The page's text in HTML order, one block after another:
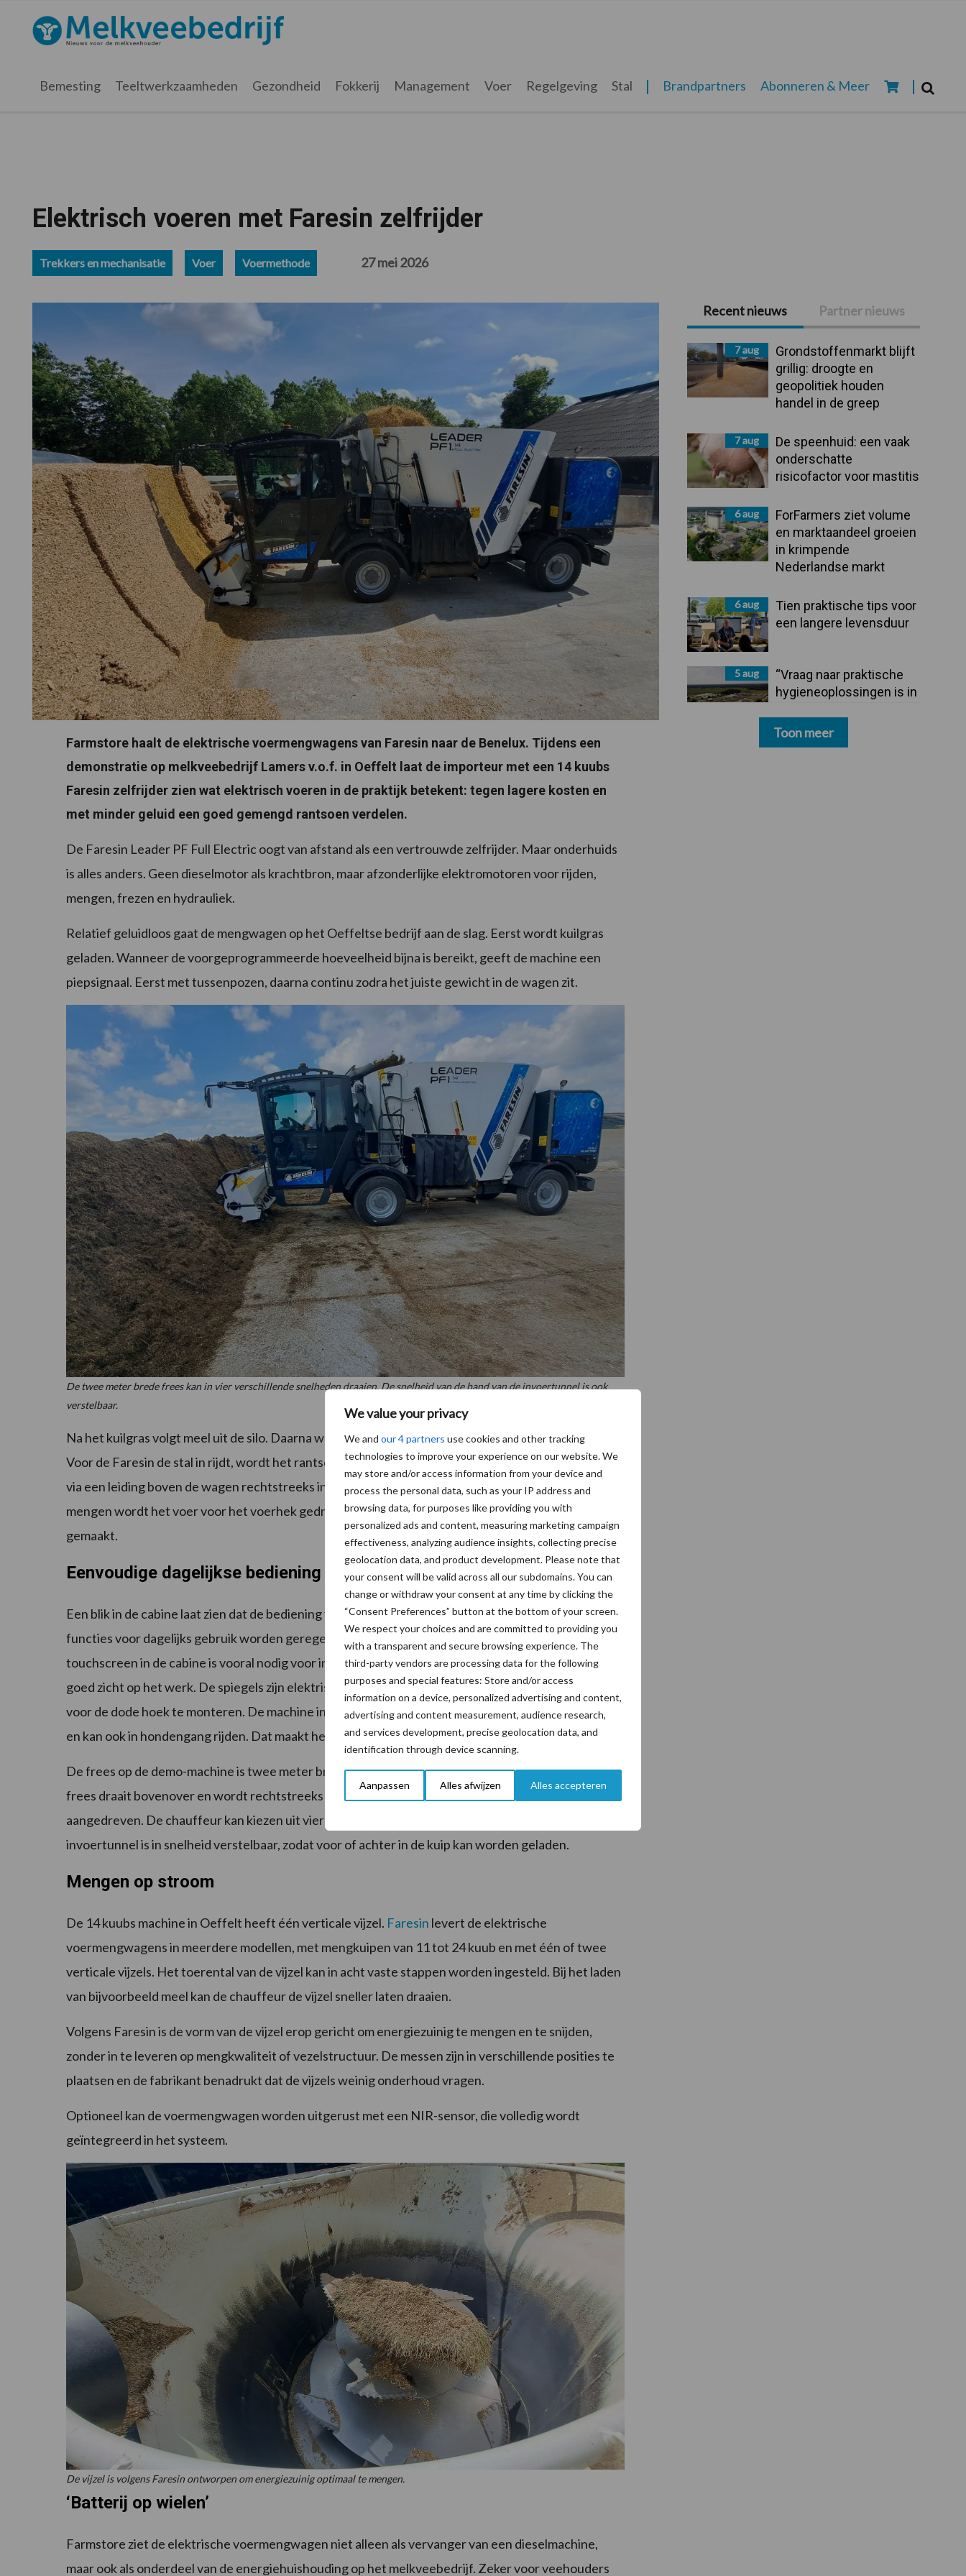
We value your privacy
We and our 4 partners use cookies and other tracking
technologies to improve your experience on our website. We
may store and/or access information from your device and
process the personal data, such as your IP address and
browsing data, for purposes like providing you with
personalized ads and content, measuring marketing campaign
effectiveness, analyzing audience insights, collecting precise
geolocation data, and product development. Please note that
your consent will be valid across all our subdomains. You can
change or withdraw your consent at any time by clicking the
“Consent Preferences” button at the bottom of your screen.
We respect your choices and are committed to providing you
with a transparent and secure browsing experience. The
third-party vendors are processing data for the following
purposes and special features: Store and/or access
information on a device, personalized advertising and content,
advertising and content measurement, audience research,
and services development, precise geolocation data, and
identification through device scanning.
Aanpassen Alles afwijzen Alles accepteren
hoofdnavigatie
hoofd
eerste
voettekst
Melkveebedrijf.nl
Bemesting Teeltwerkzaamheden Gezondheid Fokkerij Management Voer Regelgeving Stal Brandpartners Abonneren & Meer
Elektrisch voeren met Faresin zelfrijder
Trekkers en mechanisatie Voer Voermethode 27 mei 2026
Farmstore haalt de elektrische voermengwagens van Faresin naar de Benelux. Tijdens een
demonstratie op melkveebedrijf Lamers v.o.f. in Oeffelt laat de importeur met een 14 kuubs
Faresin zelfrijder zien wat elektrisch voeren in de praktijk betekent: tegen lagere kosten en
met minder geluid een goed gemengd rantsoen verdelen.
De Faresin Leader PF Full Electric oogt van afstand als een vertrouwde zelfrijder. Maar onderhuids
is alles anders. Geen dieselmotor als krachtbron, maar afzonderlijke elektromotoren voor rijden,
mengen, frezen en hydrauliek.
Relatief geluidloos gaat de mengwagen op het Oeffeltse bedrijf aan de slag. Eerst wordt kuilgras
geladen. Wanneer de voorgeprogrammeerde hoeveelheid bijna is bereikt, geeft de machine een
piepsignaal. Eerst met tussenpozen, daarna continu zodra het juiste gewicht in de wagen zit.
De twee meter brede frees kan in vier verschillende snelheden draaien. De snelheid van de band van de invoertunnel is ook
verstelbaar.
Na het kuilgras volgt meel uit de silo. Daarna wordt de frees weer aan het werk gezet bij de maiskuil.
Voor de Faresin de stal in rijdt, wordt het rantsoen gecompleteerd met tarwegistconcentraat, dat
via een leiding boven de wagen rechtstreeks in de kuip wordt gepompt. Na ongeveer vijf minuten
mengen wordt het voer voor het voerhek gedraaid om door de 200 koeien soldaat te worden
gemaakt.
Eenvoudige dagelijkse bediening
Een blik in de cabine laat zien dat de bediening van de Faresin eenvoudig en overzichtelijk is. De
functies voor dagelijks gebruik worden geregeld via de joystick en knoppen op de armleuning. Het
touchscreen in de cabine is vooral nodig voor instellingen. De cabine heeft ruime beglazing en geeft
goed zicht op het werk. De spiegels zijn elektrisch verstelbaar en er zijn mogelijkheden om camera’s
voor de dode hoek te monteren. De machine in Oeffelt is vierwielaangedreven en vierwielgestuurd
en kan ook in hondengang rijden. Dat maakt hem wendbaar op het erf en bij de kuilplaat.
De frees op de demo-machine is twee meter breed en heeft een diameter van 60 centimeter. De
frees draait bovenover en wordt rechtstreeks via een vertraging door een elektromotor
aangedreven. De chauffeur kan kiezen uit vier verschillende freessnelheden. Ook de band in de
invoertunnel is in snelheid verstelbaar, zodat voor of achter in de kuip kan worden geladen.
Mengen op stroom
De 14 kuubs machine in Oeffelt heeft één verticale vijzel. Faresin levert de elektrische
voermengwagens in meerdere modellen, met mengkuipen van 11 tot 24 kuub en met één of twee
verticale vijzels. Het toerental van de vijzel kan in acht vaste stappen worden ingesteld. Bij het laden
van bijvoorbeeld meel kan de chauffeur de vijzel sneller laten draaien.
Volgens Faresin is de vorm van de vijzel erop gericht om energiezuinig te mengen en te snijden,
zonder in te leveren op mengkwaliteit of vezelstructuur. De messen zijn in verschillende posities te
plaatsen en de fabrikant benadrukt dat de vijzels weinig onderhoud vragen.
Optioneel kan de voermengwagen worden uitgerust met een NIR-sensor, die volledig wordt
geïntegreerd in het systeem.
De vijzel is volgens Faresin ontworpen om energiezuinig optimaal te mengen.
‘Batterij op wielen’
Farmstore ziet de elektrische voermengwagen niet alleen als vervanger van een dieselmachine,
maar ook als onderdeel van de energiehuishouding op het melkveebedrijf. Zeker voor veehouders
Primaire
Sidebar
Recent nieuws Partner nieuws
7 aug
Grondstoffenmarkt blijft
grillig: droogte en
geopolitiek houden
handel in de greep
7 aug
De speenhuid: een vaak
onderschatte
risicofactor voor mastitis
6 aug
ForFarmers ziet volume
en marktaandeel groeien
in krimpende
Nederlandse markt
6 aug
Tien praktische tips voor
een langere levensduur
5 aug
“Vraag naar praktische
hygieneoplossingen is in
Toon meer